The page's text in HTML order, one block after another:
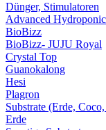
Dünger, Stimulatoren
Advanced
BioBizz
BioBizz- JUJU Royal
Crystal Top
Guanokalong
Hesi
Plagron
Substrate (Erde,
Erde